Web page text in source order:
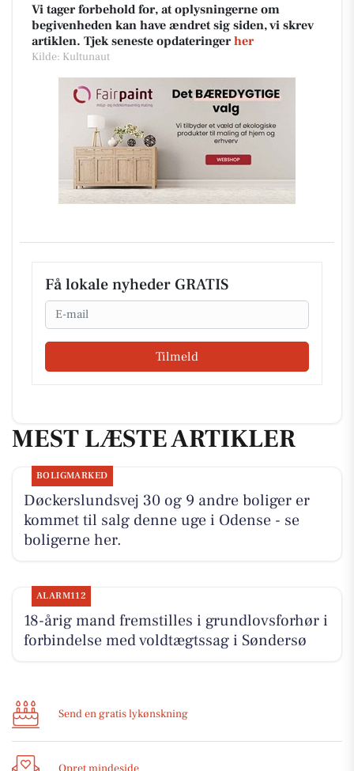
Vi tager forbehold for, at oplysningerne om
begivenheden kan have ændret sig siden, vi skrev
artiklen. Tjek seneste opdateringer her
Kilde: Kultunaut
Få lokale nyheder GRATIS
Email
Tilmeld
MEST LÆSTE ARTIKLER
BOLIGMARKED
Døckerslundsvej 30 og 9 andre boliger er
kommet til salg denne uge i Odense - se
boligerne her.
ALARM112
18-årig mand fremstilles i grundlovsforhør i
forbindelse med voldtægtssag i Søndersø
Send en gratis lykønskning